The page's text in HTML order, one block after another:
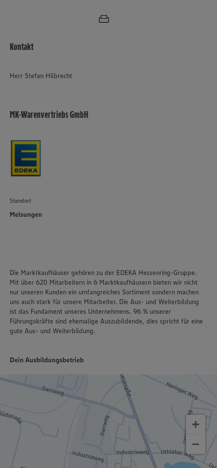
unseren Datenschutzhinweisen sowie in unserer Cookie
Policy unter den Stichworten „YouTube” und „Vimeo”.
Kontakt
Herr Stefan Hilbrecht
MK-Warenvertriebs GmbH
Standort
Melsungen
Die Marktkaufhäuser gehören zu der EDEKA Hessenring-Gruppe.
Mit über 620 Mitarbeitern in 6 Marktkaufhäusern bieten wir nicht
nur unseren Kunden ein umfangreiches Sortiment sondern machen
uns auch stark für unsere Mitarbeiter. Die Aus- und Weiterbildung
ist das Fundament unseres Unternehmens. 96 % unserer
Führungskräfte sind ehemalige Auszubildende, dies spricht für eine
gute Aus- und Weiterbildung.
Dein Ausbildungsbetrieb